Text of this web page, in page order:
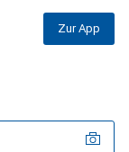
Zur App